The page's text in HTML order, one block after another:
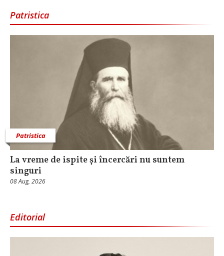
Patristica
Patristica
La vreme de ispite și încercări nu suntem
singuri
08 Aug, 2026
Editorial